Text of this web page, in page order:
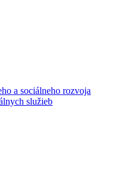
a sociálneho rozvoja
služieb